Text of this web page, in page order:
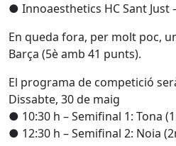
● Innoaesthetics HC Sant Just
En queda fora, per molt poc,
Barça (5è amb 41 punts).
El programa de competició
Dissabte, 30 de maig
● 10:30 h – Semifinal 1: Tona
● 12:30 h – Semifinal 2: Noia